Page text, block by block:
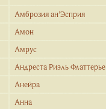
Амброзия ан’Эсприя
Амон
Амрус
Андреста Риэль Флаттерье
Анейра
Анна